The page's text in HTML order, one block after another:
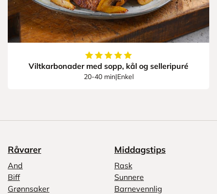
5av5stjerner
Viltkarbonader med sopp, kål og selleripuré
20-40 min|Enkel
Råvarer
And
Biff
Grønnsaker
Middagstips
Rask
Sunnere
Barnevennlig